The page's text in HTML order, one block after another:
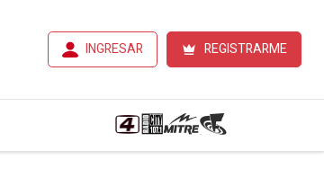
INGRESAR REGISTRARME